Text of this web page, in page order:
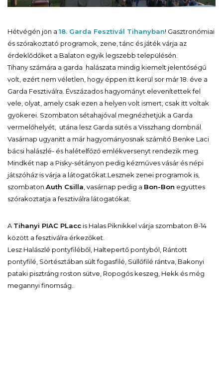
Hétvégén jön a 18. Garda Fesztivál Tihanyban! Gasztronómiai
és szórakoztató programok, zene, tánc és játék várja az
érdeklődőket a Balaton egyik legszebb településén.
Tihany számára a garda halászata mindig kiemelt jelentőségű
volt, ezért nem véletlen, hogy éppen itt kerül sor már 18. éve a
Garda Fesztiválra. Évszázados hagyományt elevenítettek fel
vele, olyat, amely csak ezen a helyen volt ismert, csak itt voltak
gyökerei. Szombaton sétahajóval megnézhetjük a Garda
vermelőhelyét, utána lesz Garda sütés a Visszhang dombnál.
Vasárnap ugyanitt a már hagyományosnak számító Benke Laci
bácsi halászlé- és halételfőző emlékversenyt rendezik meg.
Mindkét nap a Pisky-sétányon pedig kézműves vásár és népi
játszóház is várja a látogatókat.Lesznek zenei programok is,
szombaton Auth Csilla, vasárnap pedig a Bon-Bon együttes
szórakoztatja a fesztiválra látogatókat.
ATihanyi PIAC PLacc is Halas Piknikkel várja szombaton 8-14
között a fesztiválra érkezőket.
Lesz Halászlé pontyfiléből, Haltepertő pontyból, Rántott
pontyfilé, Sörtésztában sült fogasfilé, Süllőfilé rántva, Bakonyi
pataki pisztráng roston sütve, Ropogós keszeg, Hekk és még
megannyi finomság..